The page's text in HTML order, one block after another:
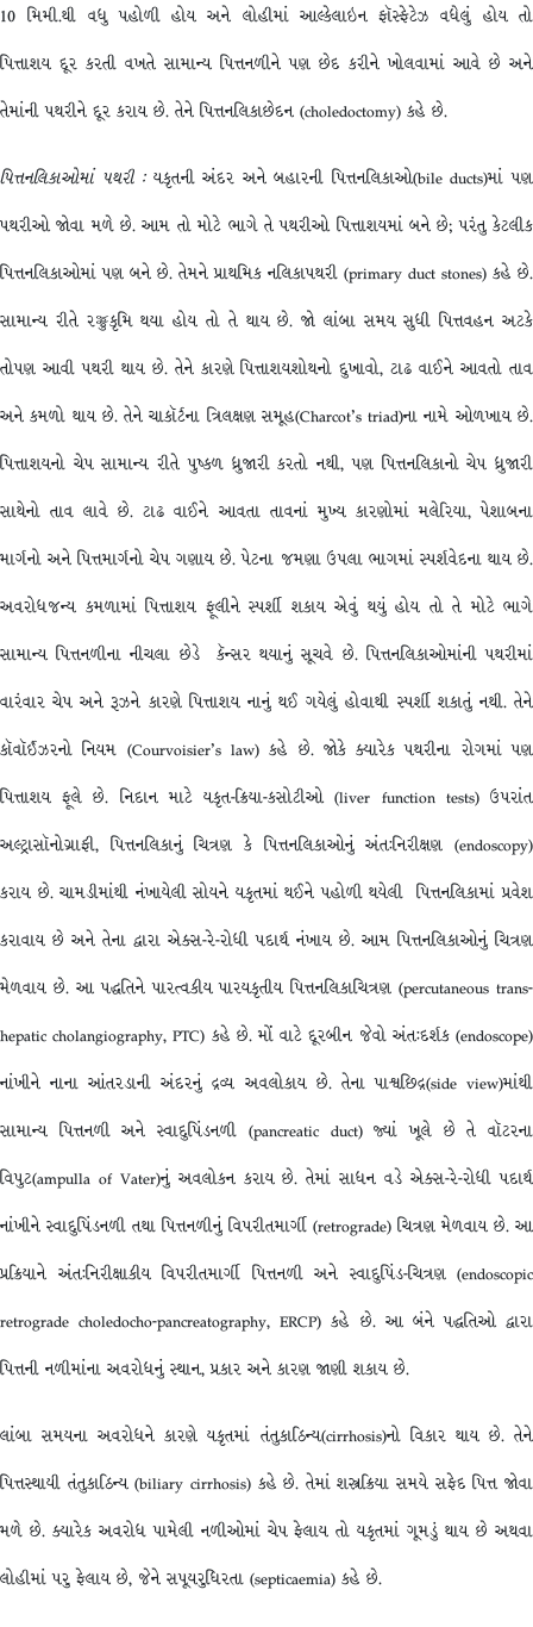
10 મિમી.થી વધુ પહોળી હોય અને લોહીમાં આલ્કેલાઇન ફૉસ્ફેટેઝ વધેલું હોય તો
પિત્તાશય દૂર કરતી વખતે સામાન્ય પિત્તનળીને પણ છેદ કરીને ખોલવામાં આવે છે અને
તેમાંની પથરીને દૂર કરાય છે. તેને પિત્તનલિકાછેદન (choledoctomy) કહે છે.
પિત્તનલિકાઓમાં પથરી:યકૃતની અંદર અને બહારની પિત્તનલિકાઓ(bile ducts)માં પણ
પથરીઓ જોવા મળે છે. આમ તો મોટે ભાગે તે પથરીઓ પિત્તાશયમાં બને છે; પરંતુ કેટલીક
પિત્તનલિકાઓમાં પણ બને છે. તેમને પ્રાથમિક નલિકાપથરી (primary duct stones) કહે છે.
સામાન્ય રીતે રજ્જુકૃમિ થયા હોય તો તે થાય છે. જો લાંબા સમય સુધી પિત્તવહન અટકે
તોપણ આવી પથરી થાય છે. તેને કારણે પિત્તાશયશોથનો દુખાવો, ટાઢ વાઈને આવતો તાવ
અને કમળો થાય છે. તેને ચાકૉર્ટના ત્રિલક્ષણ સમૂહ(Charcot’s triad)ના નામે ઓળખાય છે.
પિત્તાશયનો ચેપ સામાન્ય રીતે પુષ્કળ ધ્રુજારી કરતો નથી, પણ પિત્તનલિકાનો ચેપ ધ્રુજારી
સાથેનો તાવ લાવે છે. ટાઢ વાઈને આવતા તાવનાં મુખ્ય કારણોમાં મલેરિયા, પેશાબના
માર્ગનો અને પિત્તમાર્ગનો ચેપ ગણાય છે. પેટના જમણા ઉપલા ભાગમાં સ્પર્શવેદના થાય છે.
અવરોધજન્ય કમળામાં પિત્તાશય ફૂલીને સ્પર્શી શકાય એવું થયું હોય તો તે મોટે ભાગે
સામાન્ય પિત્તનળીના નીચલા છેડે કૅન્સર થયાનું સૂચવે છે. પિત્તનલિકાઓમાંની પથરીમાં
વારંવાર ચેપ અને રૂઝને કારણે પિત્તાશય નાનું થઈ ગયેલું હોવાથી સ્પર્શી શકાતું નથી. તેને
કૉવૉર્ઇઝરનો નિયમ (Courvoisier’s law) કહે છે. જોકે ક્યારેક પથરીના રોગમાં પણ
પિત્તાશય ફૂલે છે. નિદાન માટે યકૃત-ક્રિયા-કસોટીઓ (liver function tests) ઉપરાંત
અલ્ટ્રાસૉનોગ્રાફી, પિત્તનલિકાનું ચિત્રણ કે પિત્તનલિકાઓનું અંત:નિરીક્ષણ (endoscopy)
કરાય છે. ચામડીમાંથી નંખાયેલી સોયને યકૃતમાં થઈને પહોળી થયેલી પિત્તનલિકામાં પ્રવેશ
કરાવાય છે અને તેના દ્વારા એક્સ-રે-રોધી પદાર્થ નંખાય છે. આમ પિત્તનલિકાઓનું ચિત્રણ
મેળવાય છે. આ પદ્ધતિને પારત્વકીય પારયકૃતીય પિત્તનલિકાચિત્રણ (percutaneous trans-
hepatic cholangiography, PTC) કહે છે. મોં વાટે દૂરબીન જેવો અંત:દર્શક (endoscope)
નાંખીને નાના આંતરડાની અંદરનું દ્રવ્ય અવલોકાય છે. તેના પાશ્ર્વછિદ્ર(side view)માંથી
સામાન્ય પિત્તનળી અને સ્વાદુપિંડનળી (pancreatic duct) જ્યાં ખૂલે છે તે વૉટરના
વિપુટ(ampulla of Vater)નું અવલોકન કરાય છે. તેમાં સાધન વડે એક્સ-રે-રોધી પદાર્થ
નાંખીને સ્વાદુપિંડનળી તથા પિત્તનળીનું વિપરીતમાર્ગી (retrograde) ચિત્રણ મેળવાય છે. આ
પ્રક્રિયાને અંત:નિરીક્ષાકીય વિપરીતમાર્ગી પિત્તનળી અને સ્વાદુપિંડ-ચિત્રણ (endoscopic
retrograde choledocho-pancreatography, ERCP) કહે છે. આ બંને પદ્ધતિઓ દ્વારા
પિત્તની નળીમાંના અવરોધનું સ્થાન, પ્રકાર અને કારણ જાણી શકાય છે.
લાંબા સમયના અવરોધને કારણે યકૃતમાં તંતુકાઠિન્ય(cirrhosis)નો વિકાર થાય છે. તેને
પિત્તસ્થાયી તંતુકાઠિન્ય (biliary cirrhosis) કહે છે. તેમાં શસ્ત્રક્રિયા સમયે સફેદ પિત્ત જોવા
મળે છે. ક્યારેક અવરોધ પામેલી નળીઓમાં ચેપ ફેલાય તો યકૃતમાં ગૂમડું થાય છે અથવા
લોહીમાં પરુ ફેલાય છે, જેને સપૂયરુધિરતા (septicaemia) કહે છે.